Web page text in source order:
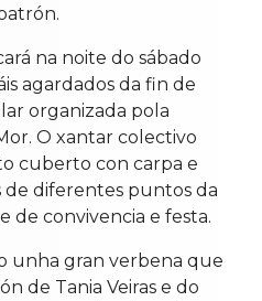
na noite do sábado
agardados da fin de
organizada pola
O xantar colectivo
cuberto con carpa e
de diferentes puntos da
de convivencia e festa.
unha gran verbena que
de Tania Veiras e do